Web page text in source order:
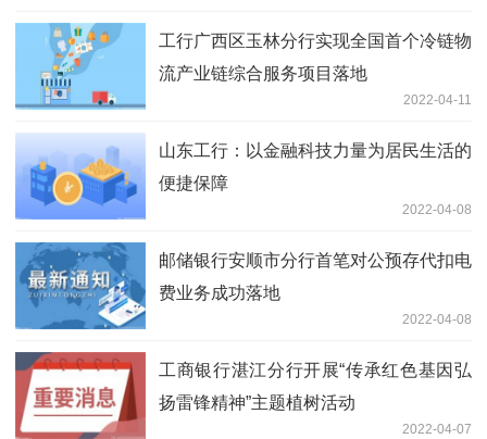
工行广西区玉林分行实现全国首个冷链物
流产业链综合服务项目落地
2022-04-11
山东工行：以金融科技力量为居民生活的
便捷保障
2022-04-08
邮储银行安顺市分行首笔对公预存代扣电
费业务成功落地
2022-04-08
工商银行湛江分行开展“传承红色基因弘
扬雷锋精神”主题植树活动
2022-04-07